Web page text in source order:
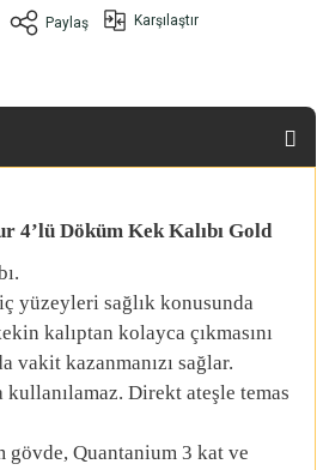
Paylaş Karşılaştır
4’lü Döküm Kek Kalıbı Gold
yüzeyleri sağlık konusunda
kalıptan kolayca çıkmasını
vakit kazanmanızı sağlar.
kullanılamaz. Direkt ateşle temas
Quantanium 3 kat ve